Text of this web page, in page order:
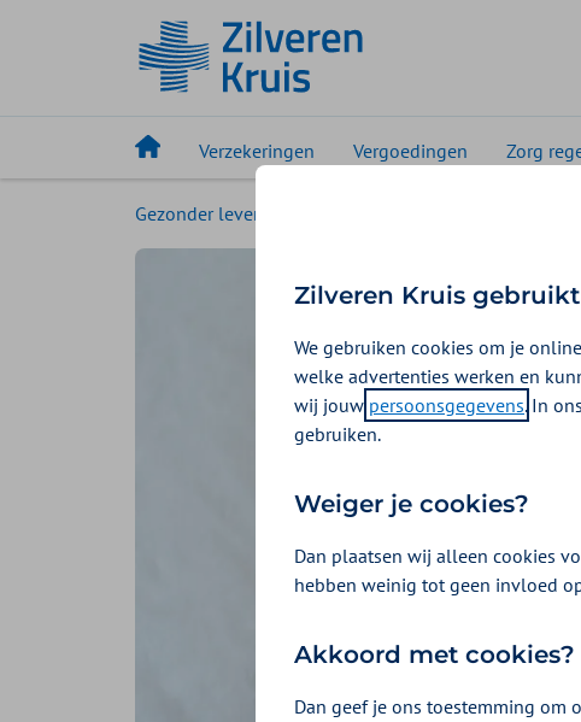
Verzekeringen Vergoedingen Zorg
Gezonder leven
Zilveren Kruis
We gebruiken cookies om je
welke advertenties werken en
wij jouw persoonsgegevens. In ons
gebruiken.
Weiger je cookies?
Dan plaatsen wij alleen cookies
hebben weinig tot geen invloed
Akkoord met cookies?
Dan geef je ons toestemming om